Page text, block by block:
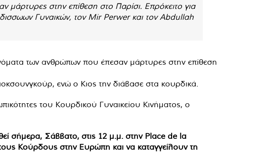
στην επίθεση στο Παρίσι. Επρόκειτο για
Γυναικών, τον Mir Perwer και τον Abdullah
των ανθρώπων που έπεσαν μάρτυρες στην επίθεση
ενώ ο Κιος την διάβασε στα κουρδικά.
του Κουρδικού Γυναικείου Κινήματος, ο
σήμερα, Σάββατο, στις 12 μ.μ. στην Place de la
Κούρδους στην Ευρώπη και να καταγγείλουν τη